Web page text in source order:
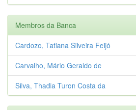
Membros da Banca
Cardozo, Tatiana Silveira Feijó
Carvalho, Mário Geraldo de
Silva, Thadia Turon Costa da